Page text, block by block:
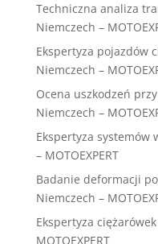
Techniczna analiza
Niemczech –
Ekspertyza pojazdów
Niemczech –
Ocena uszkodzeń
Niemczech –
Ekspertyza systemów
– MOTOEXPERT
Badanie deformacji
Niemczech –
Ekspertyza
MOTOEXPERT